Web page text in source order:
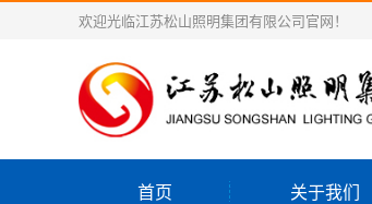
欢迎光临江苏松山照明集团有限公司官网！
首页 关于我们